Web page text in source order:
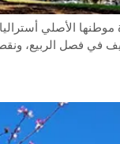
في فصل الربيع،